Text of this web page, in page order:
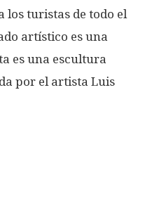
los turistas de todo el
artístico es una
es una escultura
por el artista Luis